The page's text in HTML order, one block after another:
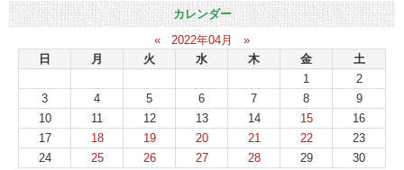
カレンダー
«
2022年04月
»
日
月 火 水 木 金
土
1
2
3
4 5 6 7 8
9
10
11 12 13 14 15
16
17
18 19 20 21 22
23
24
25 26 27 28 29 30